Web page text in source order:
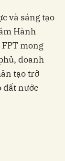
Hành
doanh
tạo trở
đất nước